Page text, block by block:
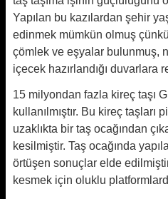
Yapılan bu kazılardan şehir
edinmek mümkün olmuş
çömlek ve eşyalar bulunmuş,
içecek hazırlandığı duvarlara
15 milyondan fazla kireç taşı
kullanılmıştır. Bu kireç taşları
uzaklıkta bir taş ocağından
kesilmiştir. Taş ocağında
örtüşen sonuçlar elde
kesmek için oluklu